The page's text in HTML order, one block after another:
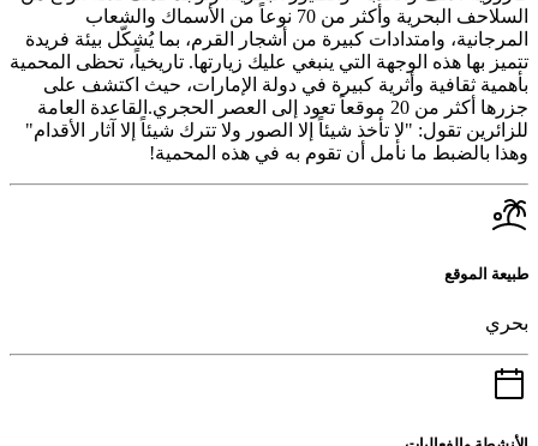
السلاحف البحرية وأكثر من 70 نوعاً من الأسماك والشعاب
المرجانية، وامتدادات كبيرة من أشجار القرم، بما يُشكّل بيئة فريدة
تتميز بها هذه الوجهة التي ينبغي عليك زيارتها. تاريخياً، تحظى المحمية
بأهمية ثقافية وأثرية كبيرة في دولة الإمارات، حيث اكتشف على
جزرها أكثر من 20 موقعاً تعود إلى العصر الحجري.القاعدة العامة
للزائرين تقول: "لا تأخذ شيئاً إلا الصور ولا تترك شيئاً إلا آثار الأقدام"
وهذا بالضبط ما نأمل أن تقوم به في هذه المحمية!
طبيعة الموقع
بحري